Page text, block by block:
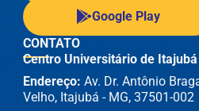
Google Play
CONTATO
Centro Universitário de Itajubá
Endereço: Av. Dr. Antônio
Velho, Itajubá - MG, 37501-002